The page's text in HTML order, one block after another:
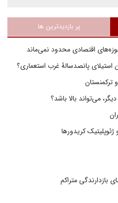
پر بازدیدترین ها
اقتصادی محدود نمی‌ماند
استیلای پانصدسالۀ غرب استعماری؟
ترکمنستان
می‌تواند بالا باشد؟
کریدورها
بازدارندگی متراکم